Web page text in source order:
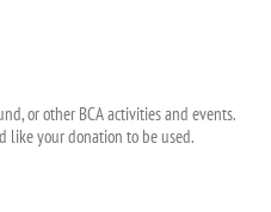
or other BCA activities and events.
like your donation to be used.